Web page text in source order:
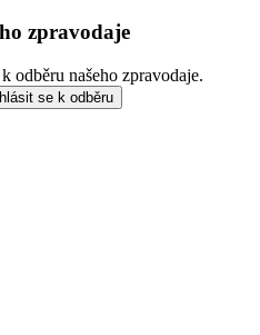
zpravodaje
odběru našeho zpravodaje.
se k odběru